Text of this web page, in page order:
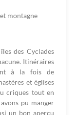
montagne
des Cyclades
Itinéraires
à la fois de
et églises
criques tout en
pu manger
un bon aperçu